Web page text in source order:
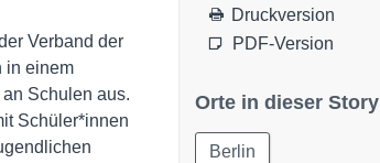
Verband der
in einem
Schulen aus.
Schüler*innen
Druckversion
PDF-Version
Orte in dieser Story
Berlin